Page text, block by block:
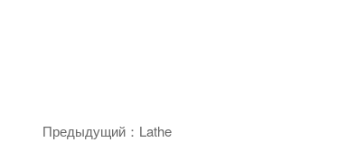
Предыдущий：Lathe